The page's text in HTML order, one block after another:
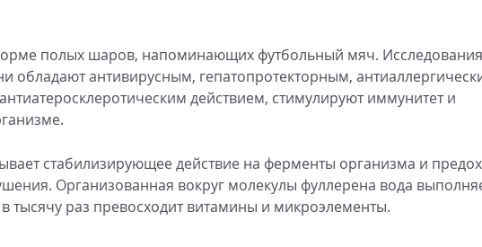
полых шаров, напоминающих футбольный мяч. Исследования
обладают антивирусным, гепатопротекторным,
действием, стимулируют иммунитет и
стабилизирующее действие на ферменты организма и
Организованная вокруг молекулы фуллерена вода
тысячу раз превосходит витамины и микроэлементы.